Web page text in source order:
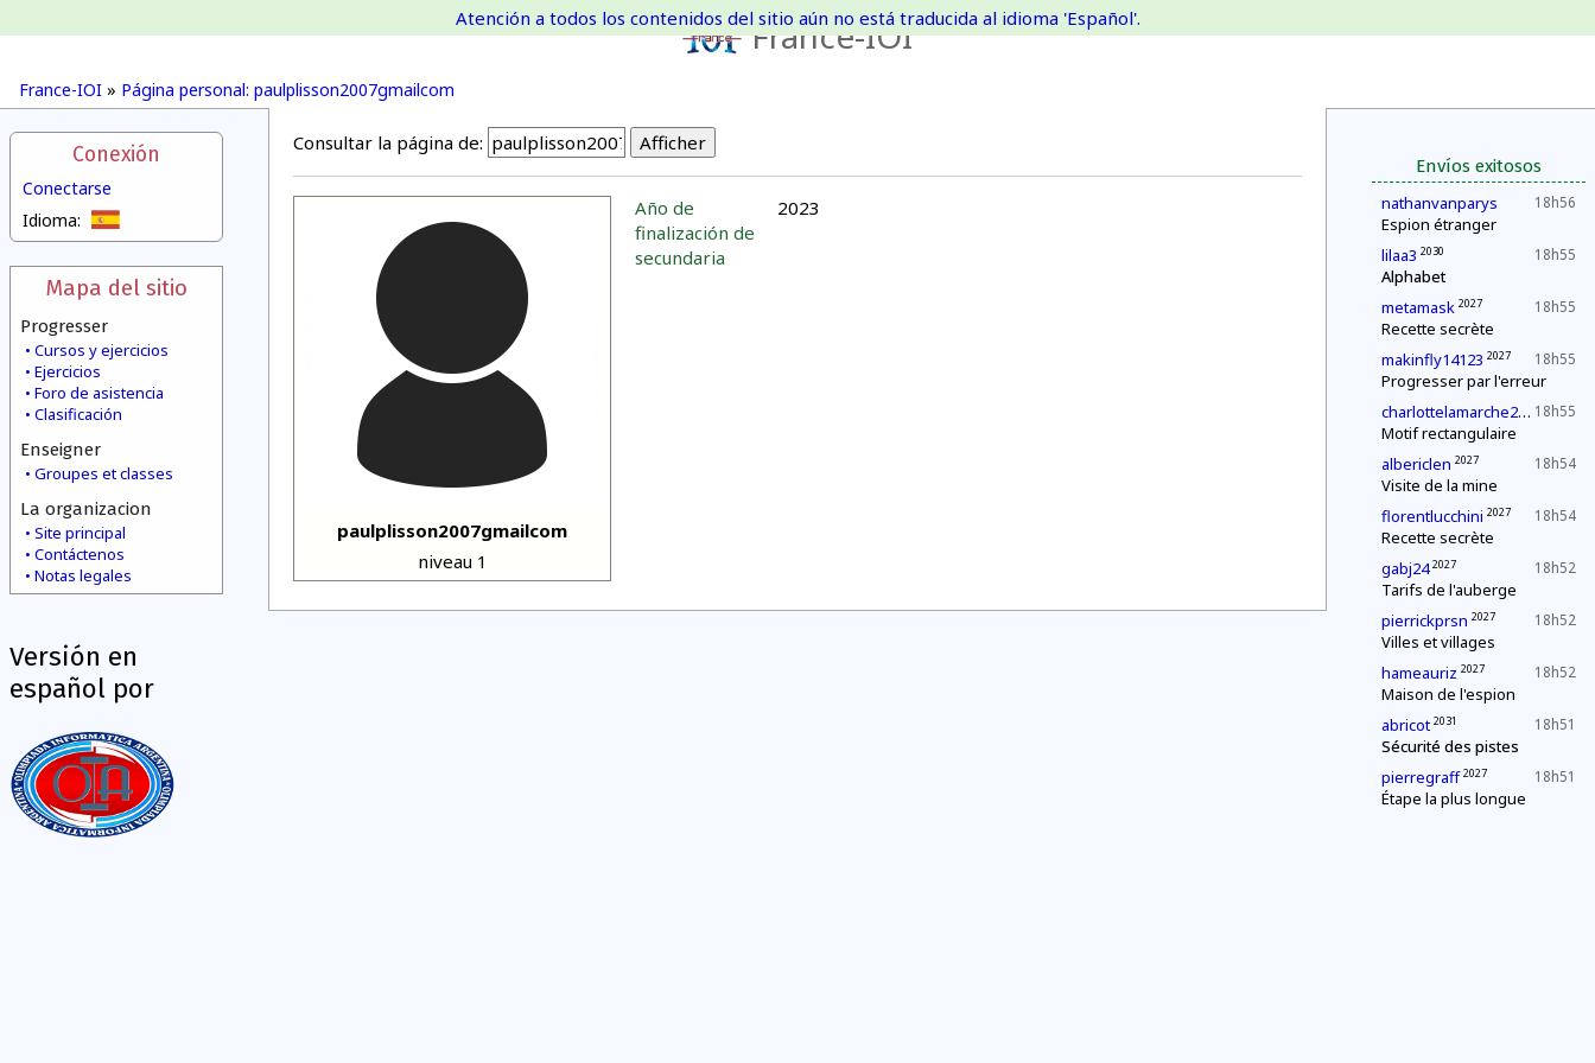
France-IOI
France-IOI » Página personal: paulplisson2007gmailcom
Atención a todos los contenidos del sitio aún no está traducida al idioma 'Español'.
Conexión
Conectarse
Idioma:
Mapa del sitio
Progresser
Cursos y ejercicios
Ejercicios
Foro de asistencia
Clasificación
Enseigner
Groupes et classes
La organizacion
Site principal
Contáctenos
Notas legales
Versión en
español por
Envíos exitosos
18h56
nathanvanparys
Espion étranger
18h55
lilaa3 2030
Alphabet
18h55
metamask 2027
Recette secrète
18h55
makinfly14123 2027
Progresser par l'erreur
18h55
charlottelamarche28 2031
Motif rectangulaire
18h54
albericlen 2027
Visite de la mine
18h54
florentlucchini 2027
Recette secrète
18h52
gabj24 2027
Tarifs de l'auberge
18h52
pierrickprsn 2027
Villes et villages
18h52
hameauriz 2027
Maison de l'espion
18h51
abricot 2031
Sécurité des pistes
18h51
pierregraff 2027
Étape la plus longue
Consultar la página de:
paulplisson2007gmailcom
niveau 1
Año de
finalización de
secundaria
2023